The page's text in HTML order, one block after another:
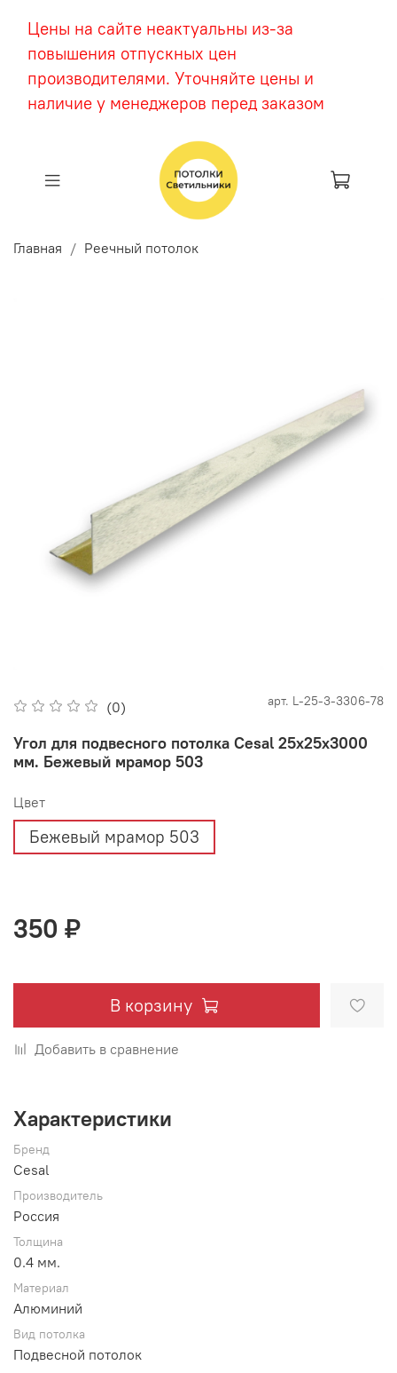
Цены на сайте неактуальны из-за
повышения отпускных цен
производителями. Уточняйте цены и
наличие у менеджеров перед заказом
Главная Реечный потолок
(0) арт. L-25-3-3306-78
Угол для подвесного потолка Cesal 25х25х3000
мм. Бежевый мрамор 503
Цвет
Бежевый мрамор 503
350 ₽
В корзину
Добавить в сравнение
Характеристики
Бренд
Cesal
Производитель
Россия
Толщина
0.4 мм.
Материал
Алюминий
Вид потолка
Подвесной потолок